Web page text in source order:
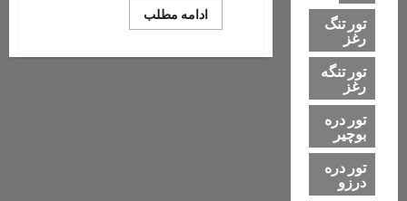
ادامه مطلب
more
تور تنگ
رغز
تور تنگه
رغز
تور دره
بوچیر
تور دره
درزو